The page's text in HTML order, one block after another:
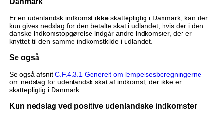
Er en udenlandsk indkomst ikkeskattepligtig i Danmark, kan der
kun gives nedslag for den betalte skat i udlandet, hvis der i den
danske indkomstopgørelse indgår andre indkomster, der er
knyttet til den samme indkomstkilde i udlandet.
Se også
Se også afsnit C.F.4.3.1 Generelt om lempelsesberegningerne
om nedslag for udenlandsk skat af indkomst, der ikke er
skattepligtig i Danmark.
Kun nedslag ved positive udenlandske indkomster